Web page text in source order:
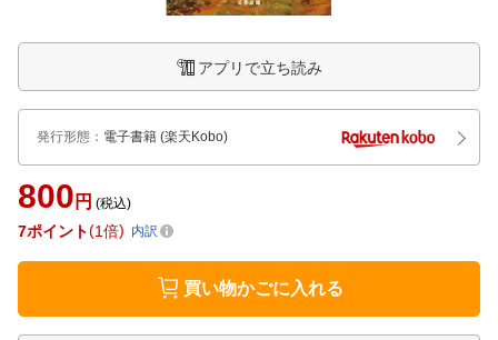
アプリで立ち読み
発行形態 ： 電子書籍 (楽天Kobo)
800 円 (税込)
7ポイント 1倍 内訳
買い物かごに入れる